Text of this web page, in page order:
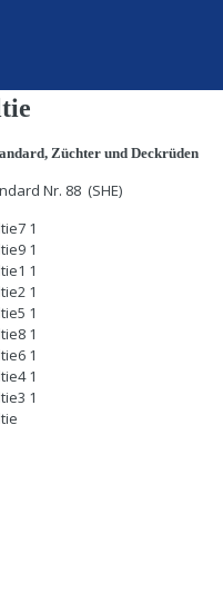
, Züchter und Deckrüden
Nr. 88 (SHE)